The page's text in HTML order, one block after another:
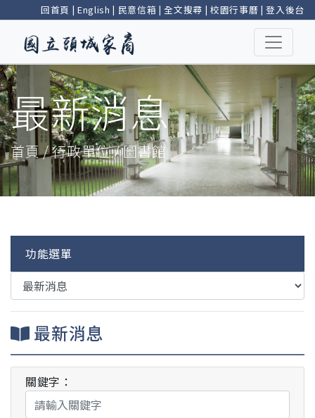
回首頁 | English | 民意信箱 |全文搜尋 | 校園行事曆 |登入後台
最新消息
首頁 / 行政單位 / 圖書館
功能選單
最新消息
關鍵字：